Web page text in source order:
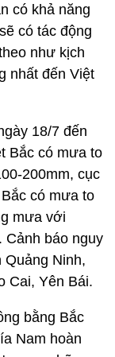
có khả năng
có tác động
như kịch
nhất đến Việt
18/7 đến
Bắc có mưa to
200mm, cục
có mưa to
mưa với
Cảnh báo nguy
Ninh,
Cai, Yên Bái.
bằng Bắc
Nam hoàn